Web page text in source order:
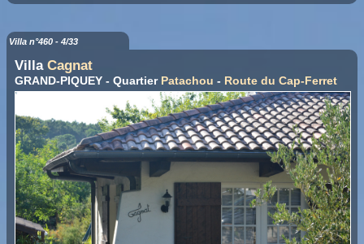
Villa n°460 - 4/33
Villa Cagnat
GRAND-PIQUEY - Quartier Patachou - Route du Cap-Ferret